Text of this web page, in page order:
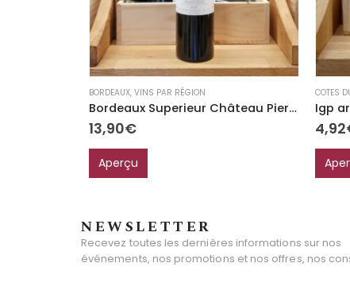
BORDEAUX, VINS PAR RÉGION
Bordeaux Superieur Château Pierrail
13,90€
Aperçu
COTES
Igp
4,92
NEWSLETTER
Recevez toutes les dernières informations sur nos
événements, nos promotions et nos offres, nos